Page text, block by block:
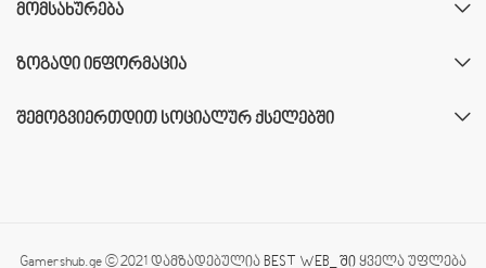
ᲛᲝᲛᲡᲐᲮᲣᲠᲔᲑᲐ
ᲖᲝᲒᲐᲓᲘ ᲘᲜᲤᲝᲠᲛᲐᲪᲘᲐ
ᲨᲔᲛᲝᲒᲕᲘᲔᲠᲗᲓᲘᲗ ᲡᲝᲪᲘᲐᲚᲣᲠ ᲥᲡᲔᲚᲔᲑᲨᲘ
Gamershub.ge © 2021 დამზადებულია BEST WEB_ ში ყველა უფლება